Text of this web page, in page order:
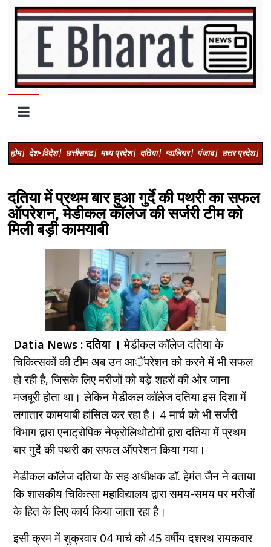
होम | देश-विदेश | छत्तीसगढ | मध्य प्रदेश | दतिया | ग्वालियर | पंजाब | उत्तर प्रदेश |
दतिया में प्रथम बार हुआ गुर्दे की पथरी का सफल
ऑपरेशन, मेडीकल कॉलेज की सर्जरी टीम को
मिली बड़ी कामयाबी
Datia News : दतिया । मेडीकल कॉलेज दतिया के
चिकित्सकों की टीम अब उन आॅपरेशन को करने में भी सफल
हो रही है, जिसके लिए मरीजों को बड़े शहरों की ओर जाना
मजबूरी होता था। लेकिन मेडीकल कॉलेज दतिया इस दिशा में
लगातार कामयाबी हांसिल कर रहा है। 4 मार्च को भी सर्जरी
विभाग द्वारा एनाट्रोपिक नेफ्रोलिथोटोमी द्वारा दतिया में प्रथम
बार गुर्दे की पथरी का सफल ऑपरेशन किया गया।
मेडीकल कॉलेज दतिया के सह अधीक्षक डॉ. हेमंत जैन ने बताया
कि शासकीय चिकित्सा महाविद्यालय द्वारा समय-समय पर मरीजों
के हित के लिए कार्य किया जाता रहा है।
इसी क्रम में शुक्रवार 04 मार्च को 45 वर्षीय दशरथ रायकवार